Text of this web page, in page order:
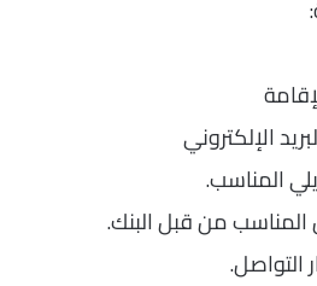
الإلكتروني
المناسب.
من قبل البنك.
التواصل.